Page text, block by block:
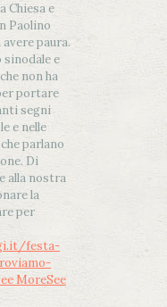
Chiesa e
Paolino
paura.
sinodale e
non ha
portare
segni
e nelle
parlano
Di
alla nostra
la
per
festa-
MoreSee